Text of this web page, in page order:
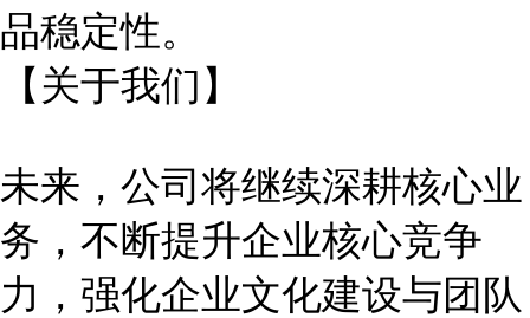
品稳定性。
【关于我们】
未来，公司将继续深耕核心业
务，不断提升企业核心竞争
力，强化企业文化建设与团队